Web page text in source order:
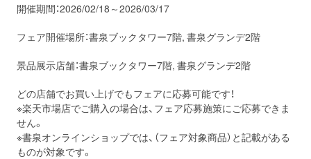
開催期間：2026/02/18～2026/03/17
フェア開催場所：書泉ブックタワー7階, 書泉グランデ2階
景品展示店舗：書泉ブックタワー7階, 書泉グランデ2階
どの店舗でお買い上げでもフェアに応募可能です！
※楽天市場店でご購入の場合は、フェア応募施策にご応募できま
せん。
※書泉オンラインショップでは、（フェア対象商品）と記載がある
ものが対象です。